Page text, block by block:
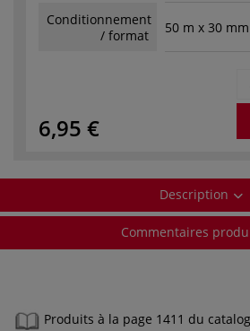
Conditionnement
/ format
50 m x 30 mm
6,95 €
Description
Commentaires
Produits à la page 1411 du